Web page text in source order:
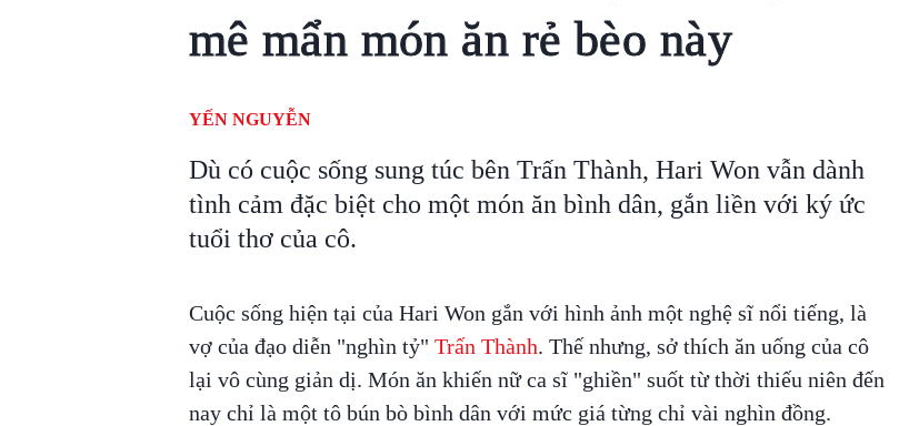
mê mẩn món ăn rẻ bèo này
YẾN NGUYỄN
Dù có cuộc sống sung túc bên Trấn Thành, Hari Won vẫn dành
tình cảm đặc biệt cho một món ăn bình dân, gắn liền với ký ức
tuổi thơ của cô.
Cuộc sống hiện tại của Hari Won gắn với hình ảnh một nghệ sĩ nổi tiếng, là
vợ của đạo diễn "nghìn tỷ" Trấn Thành. Thế nhưng, sở thích ăn uống của cô
lại vô cùng giản dị. Món ăn khiến nữ ca sĩ "ghiền" suốt từ thời thiếu niên đến
nay chỉ là một tô bún bò bình dân với mức giá từng chỉ vài nghìn đồng.